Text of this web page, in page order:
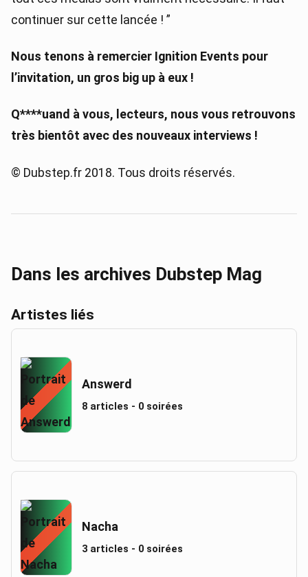
continuer sur cette lancée ! ”
Nous tenons à remercier Ignition Events pour
l’invitation, un gros big up à eux !
Q****uand à vous, lecteurs, nous vous retrouvons
très bientôt avec des nouveaux interviews !
© Dubstep.fr 2018. Tous droits réservés.
Dans les archives Dubstep Mag
Artistes liés
Answerd
8 articles - 0 soirées
Nacha
3 articles - 0 soirées